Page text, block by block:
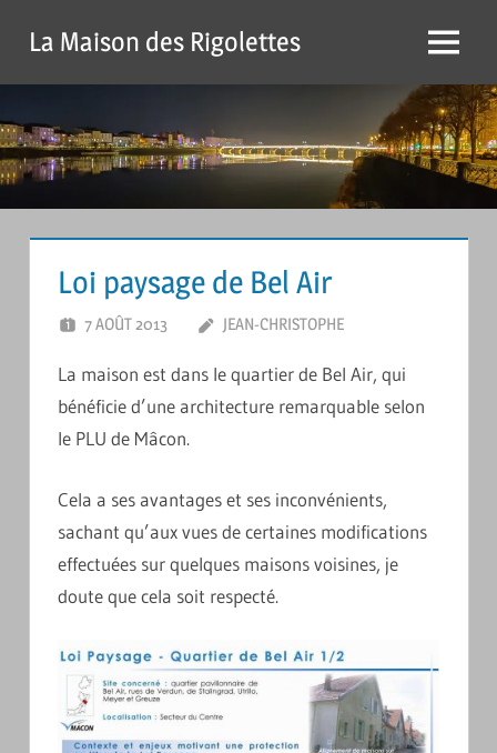
La Maison des Rigolettes Menu
Loi paysage de Bel Air
7 AOÛT 2013 JEAN-CHRISTOPHE
La maison est dans le quartier de Bel Air, qui
bénéficie d’une architecture remarquable selon
le PLU de Mâcon.
Cela a ses avantages et ses inconvénients,
sachant qu’aux vues de certaines modifications
effectuées sur quelques maisons voisines, je
doute que cela soit respecté.